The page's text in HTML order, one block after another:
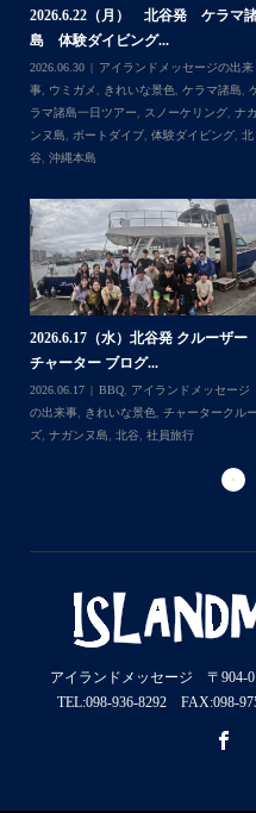
今回は海の世界にほんの少
もっと知りたくなったら是
【台風13号によるツアー中止のお
らせ】
2026.08.06
アイランドメッセージの出来
事, 台風
2026.7.28（火） 北谷発 ケラマ
島 体験ダイビング...
2026.07.30
アイランドメッセージの出来
事,ウミウシ ,きれいな景色, ケラマ諸島,ケ
ラマ諸島一日ツアー,スノーケリング, 体験
ダイビング,北谷
アイランドメッセージ 〒904-
TEL:098-936-8292 FAX:098-